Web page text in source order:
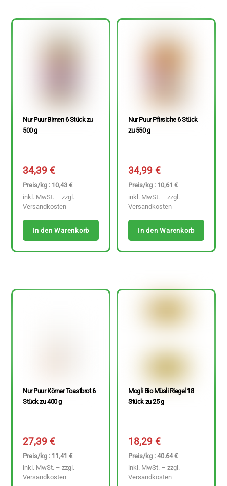
Nur Puur Birnen 6 Stück zu
500 g
34,39€
Preis/kg : 10,43 €
inkl. MwSt. – zzgl.
Versandkosten
In den Warenkorb
Nur Puur Pfirsiche 6 Stück
zu 550 g
34,99€
Preis/kg : 10,61 €
inkl. MwSt. – zzgl.
Versandkosten
In den Warenkorb
Nur Puur Körner Toastbrot 6
Stück zu 400 g
27,39€
Preis/kg : 11,41 €
inkl. MwSt. – zzgl.
Versandkosten
Mogli Bio Müsli Riegel 18
Stück zu 25 g
18,29€
Preis/kg : 40.64 €
inkl. MwSt. – zzgl.
Versandkosten